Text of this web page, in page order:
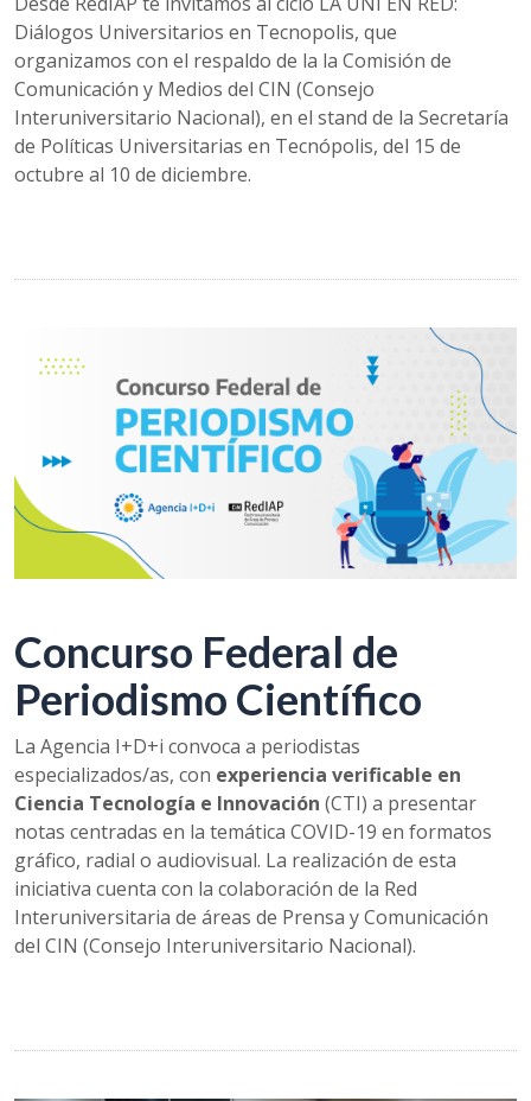
Diálogos Universitarios en Tecnopolis, que
organizamos con el respaldo de la la Comisión de
Comunicación y Medios del CIN (Consejo
Interuniversitario Nacional), en el stand de la Secretaría
de Políticas Universitarias en Tecnópolis, del 15 de
octubre al 10 de diciembre.
Concurso Federal de
Periodismo Científico
La Agencia I+D+i convoca a periodistas
especializados/as, con experiencia verificable en
Ciencia Tecnología e Innovación (CTI) a presentar
notas centradas en la temática COVID-19 en formatos
gráfico, radial o audiovisual. La realización de esta
iniciativa cuenta con la colaboración de la Red
Interuniversitaria de áreas de Prensa y Comunicación
del CIN (Consejo Interuniversitario Nacional).